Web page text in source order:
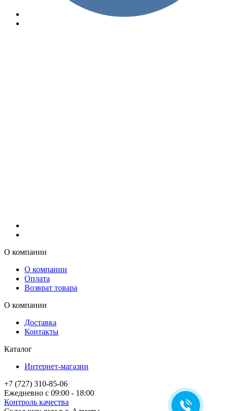
О компании
О компании
Оплата
Возврат товара
О компании
Доставка
Контакты
Каталог
Интернет-магазин
+7 (727) 310-85-06
Ежедневно с 09:00 - 18:00
Контроль качества